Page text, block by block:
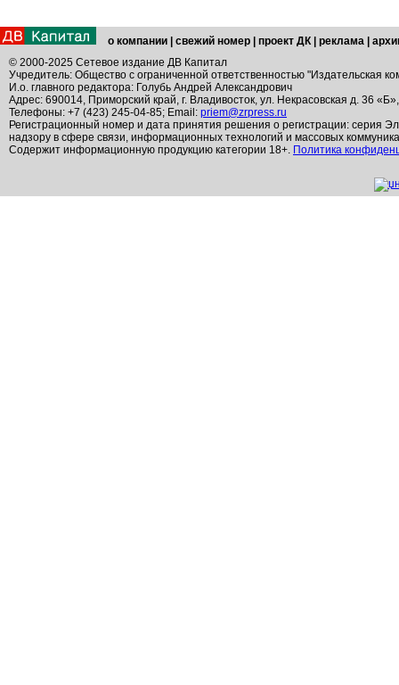
о компании свежий номер проект ДК реклама
© 2000-2025 Сетевое издание ДВ Капитал
Учредитель: Общество с ограниченной ответственностью "Издательская
И.о. главного редактора: Голубь Андрей Александрович
Адрес: 690014, Приморский край, г. Владивосток, ул. Некрасовская д. 36
Телефоны: +7 (423) 245-04-85; Email: priem@zrpress.ru
Регистрационный номер и дата принятия решения о регистрации: серия
надзору в сфере связи, информационных технологий и массовых
Содержит информационную продукцию категории 18+. Политика